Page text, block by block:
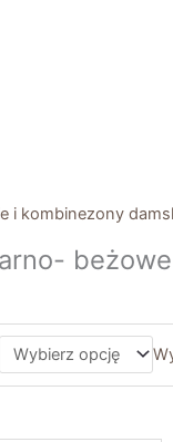
i kombinezony